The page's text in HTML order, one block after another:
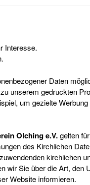
Interesse.
Daten
unserem gedruckten
um gezielte
Olching e.V.gelten
des Kirchlichen
kirchlichen
wir Sie über die Art, den
Website informieren.